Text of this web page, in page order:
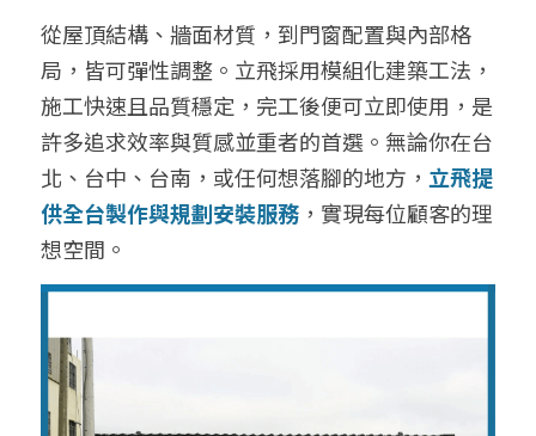
從屋頂結構、牆面材質，到門窗配置與內部格
局，皆可彈性調整。立飛採用模組化建築工法，
施工快速且品質穩定，完工後便可立即使用，是
許多追求效率與質感並重者的首選。無論你在台
北、台中、台南，或任何想落腳的地方， 立飛提
供全台製作與規劃安裝服務 ，實現每位顧客的理
想空間。